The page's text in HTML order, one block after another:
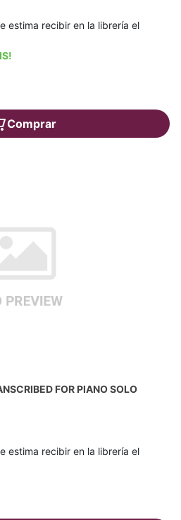
estima recibir en la librería el
Comprar
FOR PIANO SOLO
estima recibir en la librería el